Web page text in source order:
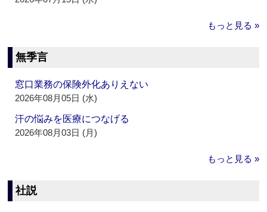
もっと見る »
無季言
窓口業務の保険外化ありえない
2026年08月05日 (水)
汗の悩みを医療につなげる
2026年08月03日 (月)
もっと見る »
社説